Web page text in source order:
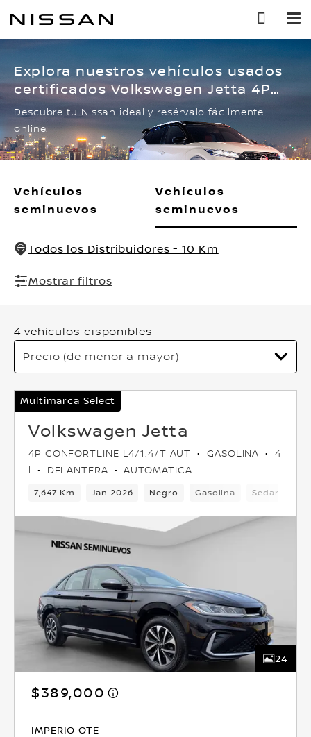
contenido
Explora nuestros vehículos usados
certificados Volkswagen Jetta 4P
CONFORTLINE L4/1.4/T AUT
Descubre tu Nissan ideal y resérvalo fácilmente
online.
Vehículos
seminuevos
Vehículos
seminuevos
Todos los Distribuidores - 10 Km
Mostrar filtros
4 vehículos disponibles
Multimarca Select
Volkswagen Jetta
4P CONFORTLINE L4/1.4/T AUT GASOLINA
4
l
DELANTERA AUTOMATICA
7,647 Km Jan 2026 Negro Gasolina Sedan
24
$389,000
IMPERIO OTE